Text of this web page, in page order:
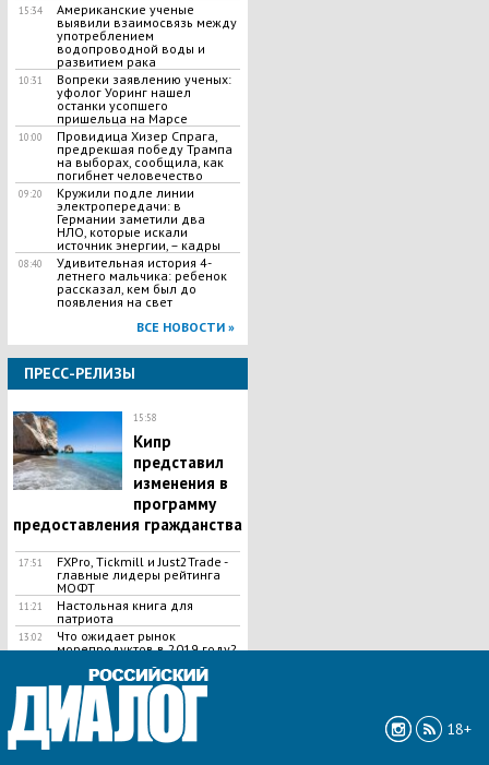
15:34
Американские ученые
выявили взаимосвязь между
употреблением
водопроводной воды и
развитием рака
10:31
Вопреки заявлению ученых:
уфолог Уоринг нашел
останки усопшего
пришельца на Марсе
10:00
Провидица Хизер Спрага,
предрекшая победу Трампа
на выборах, сообщила, как
погибнет человечество
09:20
Кружили подле линии
электропередачи: в
Германии заметили два
НЛО, которые искали
источник энергии, – кадры
08:40
Удивительная история 4-
летнего мальчика: ребенок
рассказал, кем был до
появления на свет
ВСЕ НОВОСТИ »
ПРЕСС-РЕЛИЗЫ
15:58
Кипр
представил
изменения в
программу
предоставления гражданства
17:51
FXPro, Tickmill и Just2Trade -
главные лидеры рейтинга
МОФТ
11:21
Настольная книга для
патриота
13:02
Что ожидает рынок
морепродуктов в 2019 году?
ВСЕ НОВОСТИ »
18+